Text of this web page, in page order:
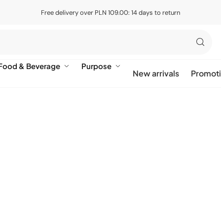
Free delivery over PLN 109.00: 14 days to return
& Beverage Purpose
New arrivals